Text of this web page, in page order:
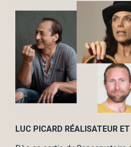
LUC PICARD RÉALISATEUR